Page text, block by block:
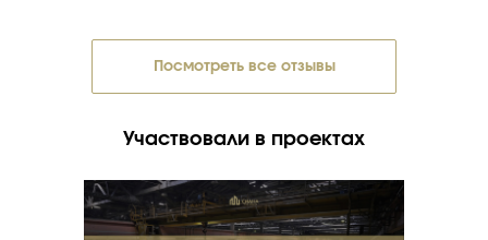
Посмотреть все отзывы
Участвовали в проектах